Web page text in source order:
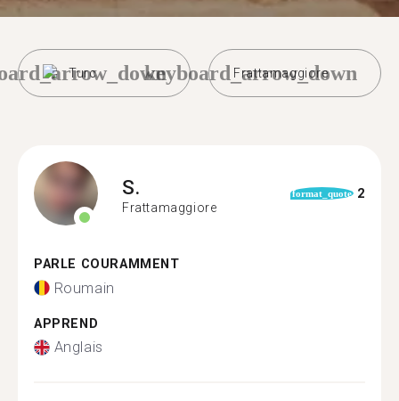
Turc Frattamaggiore
keyboard_arrow_down
S.
Frattamaggiore
format_quote 2
PARLE COURAMMENT
Roumain
APPREND
Anglais